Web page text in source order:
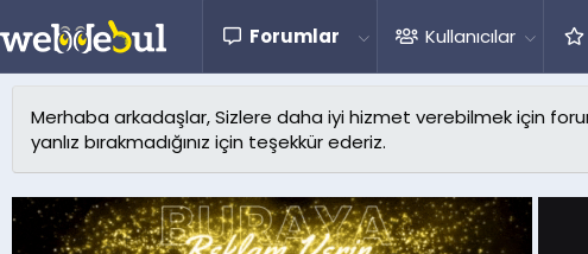
Forumlar Kullanıcılar
Merhaba arkadaşlar, Sizlere daha iyi hizmet verebilmek için
yanlız bırakmadığınız için teşekkür ederiz.